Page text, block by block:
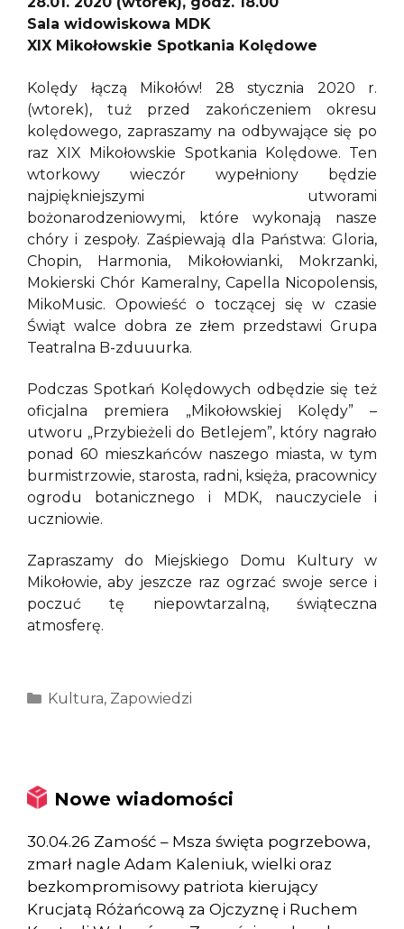
Sala widowiskowa MDK
XIX Mikołowskie Spotkania Kolędowe
Kolędy łączą Mikołów! 28 stycznia 2020 r.
(wtorek), tuż przed zakończeniem okresu
kolędowego, zapraszamy na odbywające się po
raz XIX Mikołowskie Spotkania Kolędowe. Ten
wtorkowy wieczór wypełniony będzie
najpiękniejszymi utworami
bożonarodzeniowymi, które wykonają nasze
chóry i zespoły. Zaśpiewają dla Państwa: Gloria,
Chopin, Harmonia, Mikołowianki, Mokrzanki,
Mokierski Chór Kameralny, Capella Nicopolensis,
MikoMusic. Opowieść o toczącej się w czasie
Świąt walce dobra ze złem przedstawi Grupa
Teatralna B-zduuurka.
Podczas Spotkań Kolędowych odbędzie się też
oficjalna premiera „Mikołowskiej Kolędy” –
utworu „Przybieżeli do Betlejem”, który nagrało
ponad 60 mieszkańców naszego miasta, w tym
burmistrzowie, starosta, radni, księża, pracownicy
ogrodu botanicznego i MDK, nauczyciele i
uczniowie.
Zapraszamy do Miejskiego Domu Kultury w
Mikołowie, aby jeszcze raz ogrzać swoje serce i
poczuć tę niepowtarzalną, świąteczna
atmosferę.
Kategorie
Kultura, Zapowiedzi
Nowe wiadomości
30.04.26 Zamość – Msza święta pogrzebowa,
zmarł nagle Adam Kaleniuk, wielki oraz
bezkompromisowy patriota kierujący
Krucjatą Różańcową za Ojczyznę i Ruchem